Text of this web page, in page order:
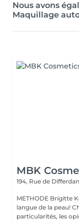
Nous avons
Maquillage
MBK
194, Rue de
METHODE Brigitte
langue de la peau!
particularités, les